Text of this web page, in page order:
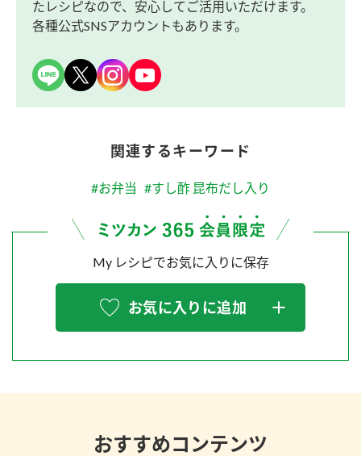
たレシピなので、安心してご活用いただけます。
各種公式SNSアカウントもあります。
関連するキーワード
#お弁当 #すし酢 昆布だし入り
My レシピでお気に入りに保存
お気に入りに追加
おすすめコンテンツ